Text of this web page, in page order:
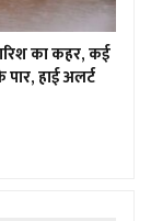
का कहर, कई
हाई अलर्ट